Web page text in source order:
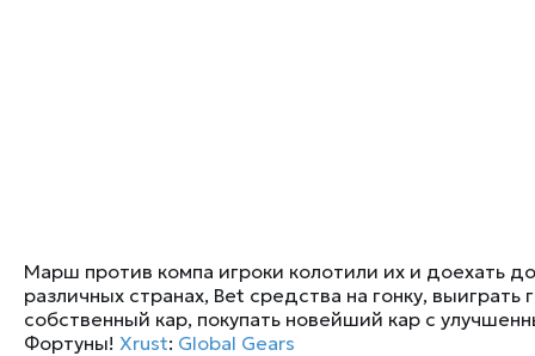
Марш против компа игроки колотили их и доехать
различных странах, Bet средства на гонку, выиграть
собственный кар, покупать новейший кар с
Фортуны! Xrust: Global Gears